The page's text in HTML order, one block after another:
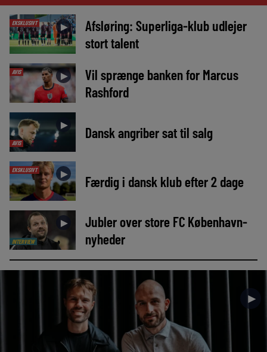
EKSKLUSIVT ►
Afsløring: Superliga-klub udlejer
stort talent
AVIS ►
Vil sprænge banken for Marcus
Rashford
AVIS
► Dansk angriber sat til salg
EKSKLUSIVT ► Færdig i dansk klub efter 2 dage
INTERVIEW
►
Jubler over store FC København-
nyheder
►